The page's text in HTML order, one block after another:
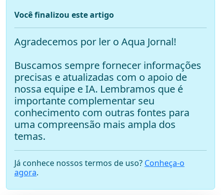
Você finalizou este artigo
Agradecemos por ler o Aqua Jornal!
Buscamos sempre fornecer informações
precisas e atualizadas com o apoio de
nossa equipe e IA. Lembramos que é
importante complementar seu
conhecimento com outras fontes para
uma compreensão mais ampla dos
temas.
Já conhece nossos termos de uso? Conheça-o
agora.